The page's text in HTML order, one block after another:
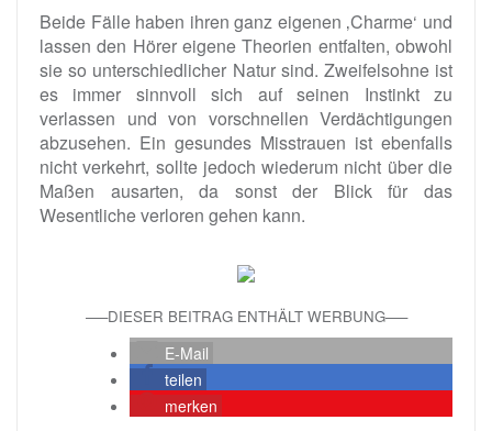
Beide Fälle haben ihren ganz eigenen ‚Charme‘ und
lassen den Hörer eigene Theorien entfalten, obwohl
sie so unterschiedlicher Natur sind. Zweifelsohne ist
es immer sinnvoll sich auf seinen Instinkt zu
verlassen und von vorschnellen Verdächtigungen
abzusehen. Ein gesundes Misstrauen ist ebenfalls
nicht verkehrt, sollte jedoch wiederum nicht über die
Maßen ausarten, da sonst der Blick für das
Wesentliche verloren gehen kann.
—–DIESER BEITRAG ENTHÄLT WERBUNG—–
E-Mail
teilen
merken